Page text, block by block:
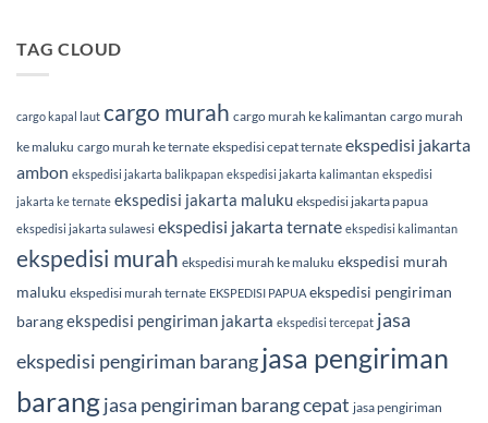
TAG CLOUD
cargo kapal laut cargo murah cargo murah ke kalimantan cargo murah
ke maluku cargo murah ke ternate ekspedisi cepat ternate ekspedisi jakarta
ambon ekspedisi jakarta balikpapan ekspedisi jakarta kalimantan ekspedisi
jakarta ke ternate ekspedisi jakarta maluku ekspedisi jakarta papua
ekspedisi jakarta sulawesi ekspedisi jakarta ternate ekspedisi kalimantan
ekspedisi murah ekspedisi murah ke maluku ekspedisi murah
maluku ekspedisi murah ternate EKSPEDISI PAPUA ekspedisi pengiriman
barangekspedisi pengiriman jakarta ekspedisi tercepat jasa
ekspedisi pengiriman barangjasa pengiriman
barangjasa pengiriman barang cepat jasa pengiriman